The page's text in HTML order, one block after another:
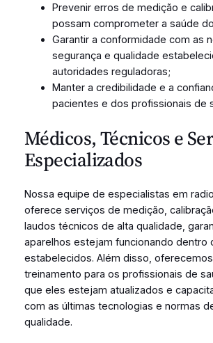
Prevenir erros de medição e
possam comprometer a saúde
Garantir a conformidade com as
segurança e qualidade
autoridades reguladoras;
Manter a credibilidade e a
pacientes e dos profissionais de
Médicos, Técnicos e
Especializados
Nossa equipe de especialistas em
oferece serviços de medição,
laudos técnicos de alta qualidade,
aparelhos estejam funcionando dentro
estabelecidos. Além disso,
treinamento para os profissionais de
que eles estejam atualizados e
com as últimas tecnologias e normas
qualidade.